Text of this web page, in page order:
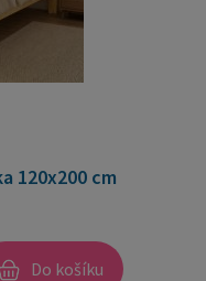
120x200 cm
Do košíku